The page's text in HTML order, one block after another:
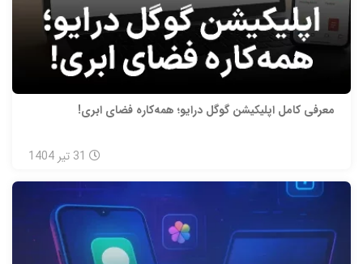
معرفی کامل اپلیکیشن گوگل درایو؛ همه‌کاره فضای ابری!
31 تیر 1404